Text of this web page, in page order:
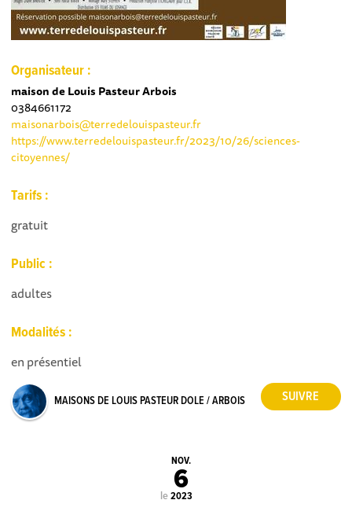
Organisateur :
maison de Louis Pasteur Arbois
0384661172
maisonarbois@terredelouispasteur.fr
https://www.terredelouispasteur.fr/2023/10/26/sciences-
citoyennes/
Tarifs :
gratuit
Public :
adultes
Modalités :
en présentiel
MAISONS DE LOUIS PASTEUR DOLE / ARBOIS
le
NOV.
6
2023